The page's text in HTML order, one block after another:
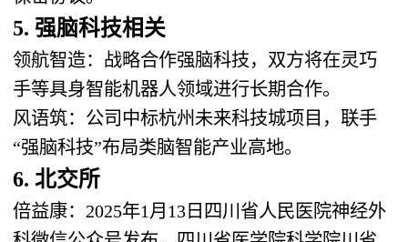
5. 强脑科技相关
领航智造：战略合作强脑科技，双方将在灵巧
手等具身智能机器人领域进行长期合作。
风语筑：公司中标杭州未来科技城项目，联手
“强脑科技”布局类脑智能产业高地。
6. 北交所
倍益康：2025年1月13日四川省人民医院神经外